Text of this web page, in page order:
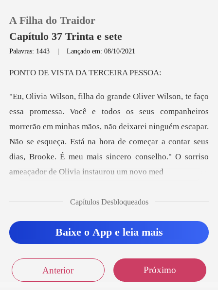
Loja
Histórico
Sair
A Filha do Traidor
Capítulo 37 Trinta e sete
Palavras: 1443 |Lançado em: 08/10/2021
STA DA TERC
ros
morrerão em minhas mãos, não deixarei ninguém escapar.
Não se esqueça. Está na hora de começar a con
Capítulos Desbloqueados
Baixe o App e leia mais
Anterior Próximo